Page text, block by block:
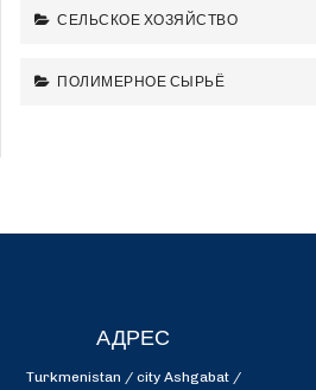
СЕЛЬСКОЕ ХОЗЯЙСТВО
ПОЛИМЕРНОЕ СЫРЬЁ
АДРЕС
Turkmenistan / city Ashgabat /